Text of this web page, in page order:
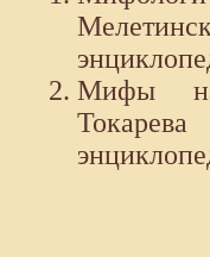
Мифы